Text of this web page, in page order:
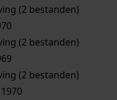
(2 bestanden)
(2 bestanden)
(2 bestanden)